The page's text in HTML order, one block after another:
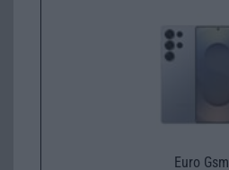
Euro Gsm